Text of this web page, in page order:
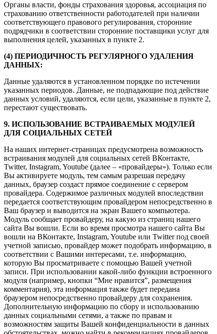
Органы власти, фонды страхования здоровья, ассоциация по
страхованию ответственности работодателей при наличии
соответствующего правового регулирования, сторонние
подрядчики в соответствии сторонние поставщики услуг для
выполнения целей, указанных в пункте 2.
(4) ПЕРИОДИЧНОСТЬ РЕГУЛЯРНОГО УДАЛЕНИЯ
ДАННЫХ:
Данные удаляются в установленном порядке по истечении
указанных периодов. Данные, не подпадающие под действие
данных условий, удаляются, если цели, указанные в пункте 2,
перестают существовать.
9. ИСПОЛЬЗОВАНИЕ ВСТРАИВАЕМЫХ МОДУЛЕЙ
ДЛЯ СОЦИАЛЬНЫХ СЕТЕЙ
На наших интернет-страницах предусмотрена возможность
встраивания модулей для социальных сетей ВКонтакте,
Twitter, Instagram, Youtube (далее – «провайдеры»). Только если
Вы активируете модуль, тем самым разрешая передачу
данных, браузер создаст прямое соединение с сервером
провайдера. Содержимое различных модулей впоследствии
передается соответствующим провайдером непосредственно в
Ваш браузер и выводится на экран Вашего компьютера.
Модуль сообщает провайдеру, на какую из страниц нашего
сайта Вы вошли. Если во время просмотра нашего сайта Вы
вошли на ВКонтакте, Instagram, Youtube или Twitter под своей
учетной записью, провайдер может подобрать информацию, в
соответствии с Вашими интересами, т.е. информацию,
которую Вы просматриваете с помощью Вашей учетной
записи. При использовании какой-либо функции встроенного
модуля (например, кнопки “Мне нравится”, размещения
комментария), эта информация также будет передана
браузером непосредственно провайдеру для сохранения.
Дополнительную информацию по сбору и использованию
данных социальными сетями, а также по правам и
возможностям защиты Вашей конфиденциальности в данных